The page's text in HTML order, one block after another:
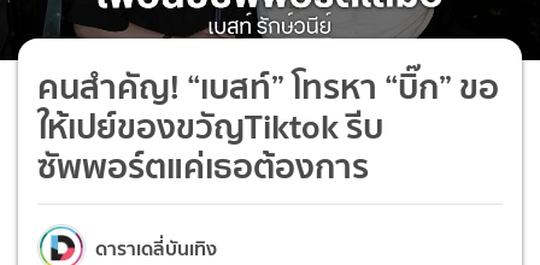
คนสำคัญ! “เบสท์” โทรหา “บิ๊ก” ขอ
ให้เปย์ของขวัญTiktok รีบ
ซัพพอร์ตแค่เธอต้องการ
ดาราเดลี่บันเทิง